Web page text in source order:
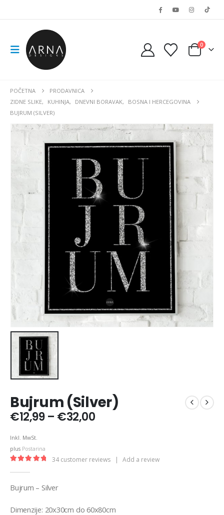
0
POČETNA
PRODAVNICA
ZIDNE SLIKE, KUHINJA, DNEVNI BORAVAK,
BOSNA I HERCEGOVINA
BUJRUM (SILVER)
Bujrum (Silver)
€12,99 – €32,00Price
€32,00
Inkl. MwSt.
plus Postarina
34 customer reviews | Add a review
Bujrum – Silver
Dimenzije: 20x30cm do 60x80cm